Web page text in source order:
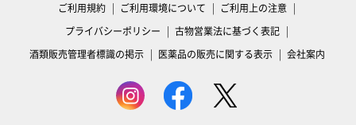
ご利用規約 ご利用環境について
ご利用上の注意
プライバシーポリシー
古物営業法に基づく表記
酒類販売管理者標識の掲示
医薬品の販売に関する表示 会社案内